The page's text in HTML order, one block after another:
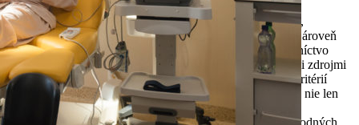
Od vstupu do zdravotníctva patríme k lídrom v inováciách,
digitalizácii a dôraze na kvalitnú zdravotnú starostlivosť. Zároveň
vytvárame tlak na finančne udržateľné a moderné zdravotníctvo
tým, že poukazujeme na neefektivitu, plytvanie finančnými zdrojmi
a korupciu a zároveň tlačíme na vytvorenie merateľných kritérií
kvality a efektivity. Našou dlhodobou víziou je zamerať sa nie len
na efektívne a fungujúce zdravotníctvo, či jeho neustálu
modernizáciu a elektronizáciu, ale najmä na vytvorenie vhodných